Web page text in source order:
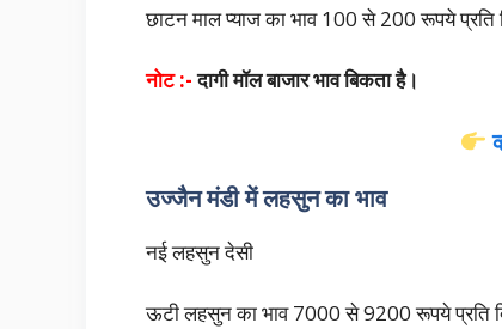
छाटन माल प्याज का भाव 100 से 200 रूपये प्रति
नोट :-दागी मॉल बाजार भाव बिकता है।
उज्जैन मंडी में लहसुन का भाव
नई लहसुन देसी
ऊटी लहसुन का भाव 7000 से 9200 रूपये प्रति